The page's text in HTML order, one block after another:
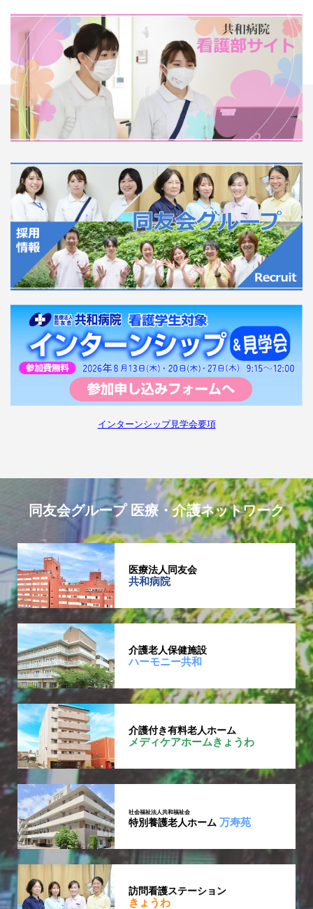
インターンシップ見学会要項
同友会グループ 医療・介護ネットワーク
医療法人同友会
共和病院
介護老人保健施設
ハーモニー共和
介護付き有料老人ホーム
メディケアホームきょうわ
社会福祉法人共和福祉会
特別養護老人ホーム万寿苑
訪問看護ステーション
きょうわ